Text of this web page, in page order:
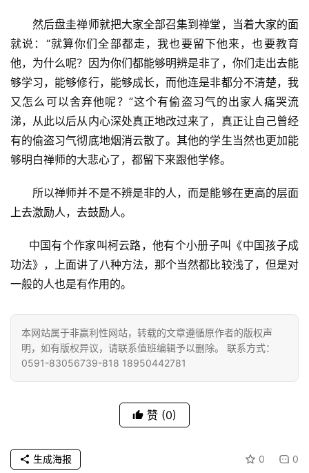
专
题
公
益
慈
善
人
寺
院
礼
视
佛
登录
然后盘圭禅师就把大家全部召集到禅堂，当着大家的面
就说：“就算你们全部都走，我也要留下他来，也要教育
他，为什么呢？因为你们都能够明辨是非了，你们走出去能
够学习，能够修行，能够成长，而他连是非都分不清楚，我
又怎么可以舍弃他呢？”这个有偷盗习气的出家人痛哭流
涕，从此以后从内心深处真正地改过来了，真正让自己曾经
有的偷盗习气彻底地烟消云散了。其他的学生当然也更加能
够明白禅师的大悲心了，都留下来跟他学修。
所以禅师并不是不辨是非的人，而是能够在更高的层面
上去激励人，去鼓励人。
中国有个作家叫柯云路，他有个小册子叫《中国孩子成
功法》，上面讲了八种方法，那个当然都比较浅了，但是对
一般的人也是有作用的。
本网站属于非赢利性网站，转载的文章遵循原作者的版权声
明，如有版权异议，请联系值班编辑予以删除。 联系方式：
0591-83056739-818 18950442781
赞 (0)
0 0
生成海报